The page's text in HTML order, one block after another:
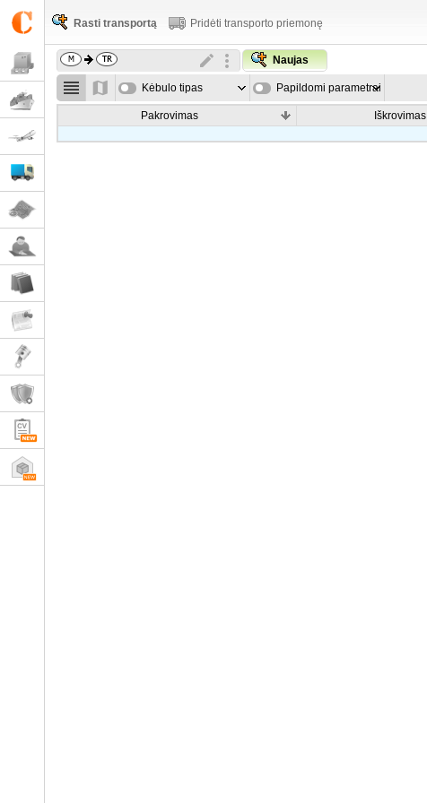
Rasti transportą Pridėti transporto priemonę
Naujas
Kėbulo tipas Papildomi parametrai
Pakrovimas Iškrovimas